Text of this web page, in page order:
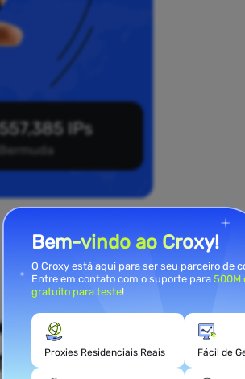
557,385 IPs
Bermuda
Bem-vindo ao Croxy!
O Croxy está aqui para ser seu parceiro de
Entre em contato com o suporte para 500M
gratuito para teste!
Proxies Residenciais Reais Fácil de